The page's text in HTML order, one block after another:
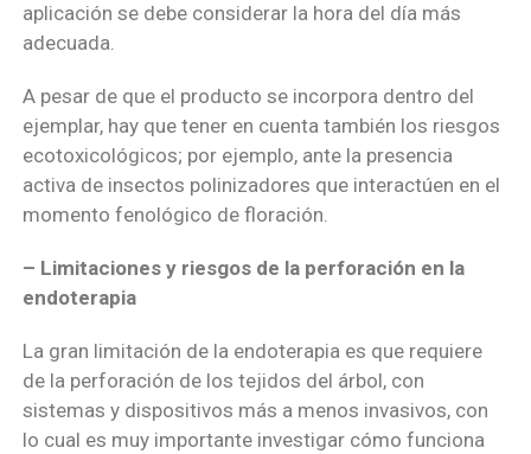
aplicación se debe considerar la hora del día más
adecuada.
A pesar de que el producto se incorpora dentro del
ejemplar, hay que tener en cuenta también los riesgos
ecotoxicológicos; por ejemplo, ante la presencia
activa de insectos polinizadores que interactúen en el
momento fenológico de floración.
– Limitaciones y riesgos de la perforación en la
endoterapia
La gran limitación de la endoterapia es que requiere
de la perforación de los tejidos del árbol, con
sistemas y dispositivos más a menos invasivos, con
lo cual es muy importante investigar cómo funciona